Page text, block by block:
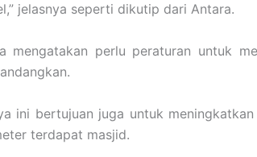
jelasnya seperti dikutip dari Antara.
mengatakan perlu peraturan untuk
ini bertujuan juga untuk
terdapat masjid.